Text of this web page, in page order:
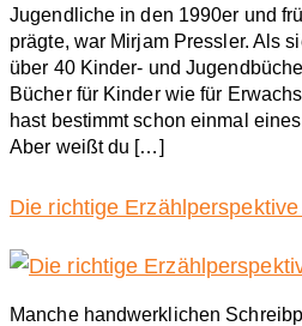
Jugendliche in den 1990er und
prägte, war Mirjam Pressler. Als
über 40 Kinder- und
Bücher für Kinder wie für
hast bestimmt schon einmal
Aber weißt du […]
Die richtige
Manche handwerklichen